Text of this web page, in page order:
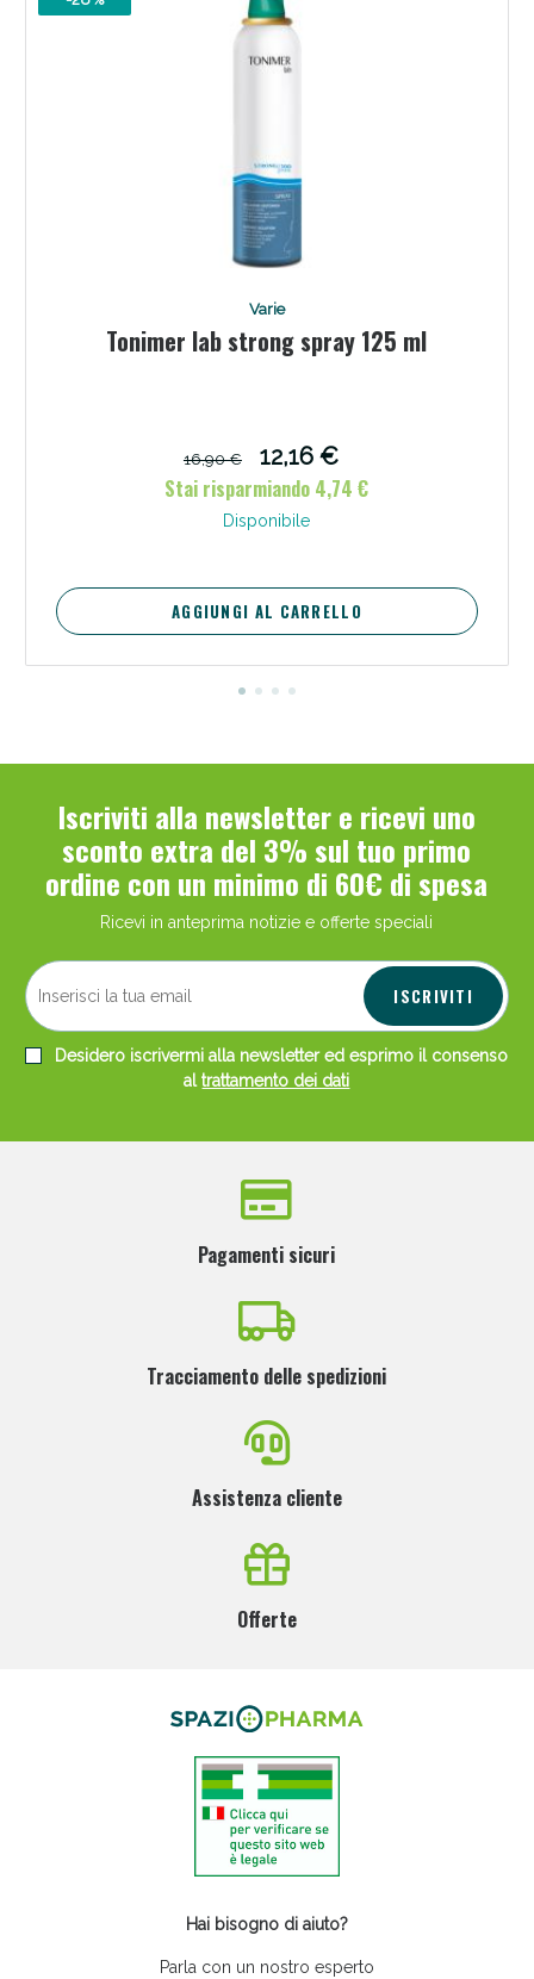
Varie
Tonimer lab strong spray 125 ml
16,90 €
12,16 €
Stai risparmiando 4,74 €
Disponibile
AGGIUNGI AL CARRELLO
Iscriviti alla newsletter e ricevi uno
sconto extra del 3% sul tuo primo
ordine con un minimo di 60€ di spesa
Ricevi in anteprima notizie e offerte speciali
ISCRIVITI
Desidero iscrivermi alla newsletter ed esprimo il consenso
altrattamento dei dati
Pagamenti sicuri
Tracciamento delle spedizioni
Assistenza cliente
Offerte
Hai bisogno di aiuto?
Parla con un nostro esperto